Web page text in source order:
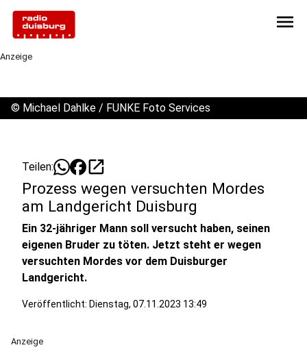
menu
Anzeige
© Michael Dahlke / FUNKE Foto Services
Teilen: open_in_new
Prozess wegen versuchten Mordes
am Landgericht Duisburg
Ein 32-jähriger Mann soll versucht haben, seinen
eigenen Bruder zu töten. Jetzt steht er wegen
versuchten Mordes vor dem Duisburger
Landgericht.
Veröffentlicht: Dienstag, 07.11.2023 13:49
Anzeige